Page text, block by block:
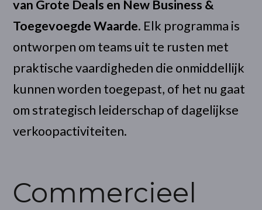
van Grote Deals en New Business &
Toegevoegde Waarde. Elk programma is
ontworpen om teams uit te rusten met
praktische vaardigheden die onmiddellijk
kunnen worden toegepast, of het nu gaat
om strategisch leiderschap of dagelijkse
verkoopactiviteiten.
Commercieel